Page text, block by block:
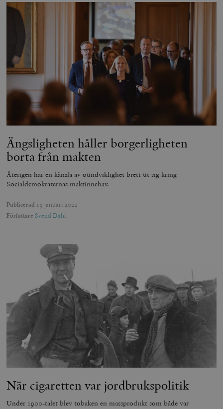
Ängsligheten håller borgerligheten
borta från makten
Återigen har en känsla av oundviklighet brett ut sig kring
Socialdemokraternas maktinnehav.
Publicerad 19 januari 2022
Författare Svend Dahl
När cigaretten var jordbrukspolitik
Under 1900-talet blev tobaken en massprodukt som både var